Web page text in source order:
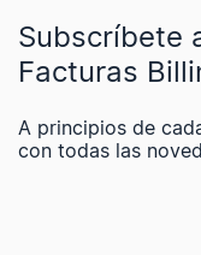
Subscríbete
Facturas
A principios de
con todas las